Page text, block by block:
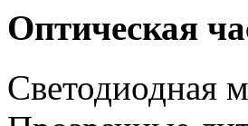
Оптическая
Светодиодная